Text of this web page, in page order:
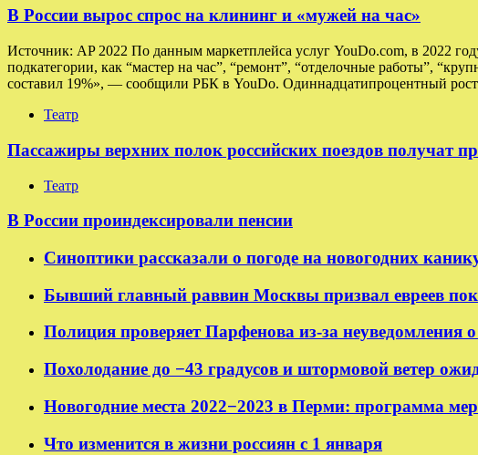
В России вырос спрос на клининг и «мужей на час»
Источник: AP 2022 По данным маркетплейса услуг YouDo.com, в 2022
подкатегории, как “мастер на час”, “ремонт”, “отделочные работы”,
составил 19%», — сообщили РБК в YouDo. Одиннадцатипроцентный
Театр
Пассажиры верхних полок российских поездов получат
Театр
В России проиндексировали пенсии
Синоптики рассказали о погоде на новогодних
Бывший главный раввин Москвы призвал евреев
Полиция проверяет Парфенова из-за неуведомления
Похолодание до −43 градусов и штормовой ветер
Новогодние места 2022−2023 в Перми: программа
Что изменится в жизни россиян с 1 января